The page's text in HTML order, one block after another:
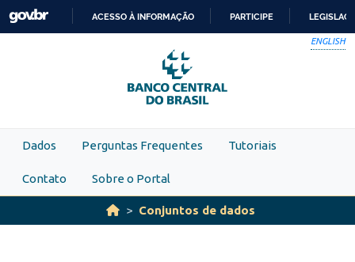
Skip to main content
PARA
O
CONTEÚDO
ACESSO À INFORMAÇÃO PARTICIPE
ENGLISH
Dados Perguntas Frequentes Tutoriais
Contato Sobre o Portal
Conjuntos de dados